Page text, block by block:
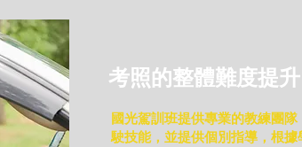
大華
考照的整體難度提
國光駕訓班提供專業的教練團
駛技能，並提供個別指導，根據